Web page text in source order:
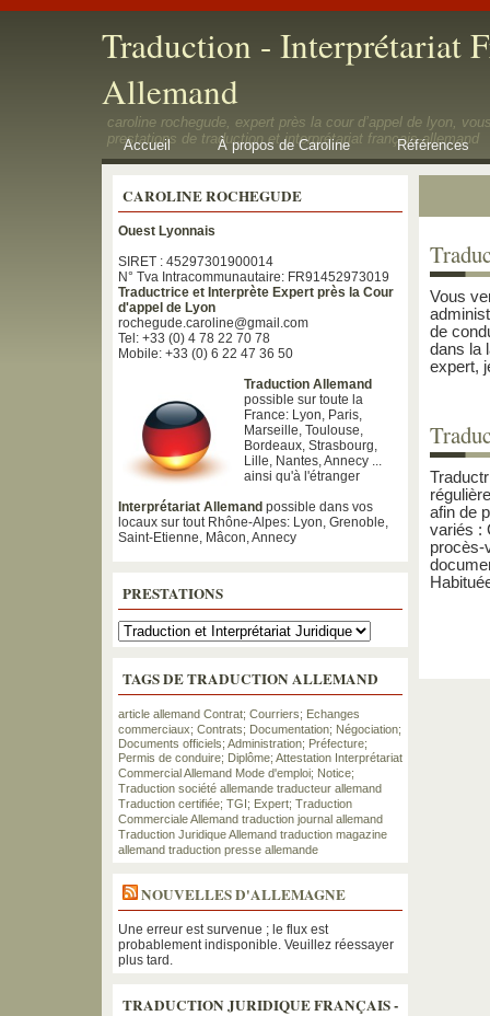
Traduction - Interprétariat
Allemand
caroline rochegude, expert près la cour d’appel de lyon,
prestations de traduction et interprétariat français-allemand
Accueil À propos de Caroline Références
CAROLINE ROCHEGUDE
Ouest Lyonnais
SIRET : 45297301900014
N° Tva Intracommunautaire: FR91452973019
Traductrice et Interprète Expert près la Cour
d'appel de Lyon
rochegude.caroline@gmail.com
Tel: +33 (0) 4 78 22 70 78
Mobile: +33 (0) 6 22 47 36 50
Traduction Allemand
possible sur toute la
France: Lyon, Paris,
Marseille, Toulouse,
Bordeaux, Strasbourg,
Lille, Nantes, Annecy ...
ainsi qu'à l'étranger
Interprétariat Allemand possible dans vos
locaux sur tout Rhône-Alpes: Lyon, Grenoble,
Saint-Etienne, Mâcon, Annecy
PRESTATIONS
TAGS DE TRADUCTION ALLEMAND
article allemand Contrat; Courriers; Echanges
commerciaux; Contrats; Documentation; Négociation;
Documents officiels; Administration; Préfecture;
Permis de conduire; Diplôme; Attestation Interprétariat
Commercial Allemand Mode d'emploi; Notice;
Traduction société allemande traducteur allemand
Traduction certifiée; TGI; Expert; Traduction
Commerciale Allemand traduction journal allemand
Traduction Juridique Allemand traduction magazine
allemand traduction presse allemande
NOUVELLES D'ALLEMAGNE
Une erreur est survenue ; le flux est
probablement indisponible. Veuillez réessayer
plus tard.
TRADUCTION JURIDIQUE FRANÇAIS -
Vous
de
dans la
expert,
afin de
variés :
procès-